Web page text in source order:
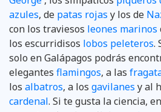
azules, de patas rojas y los de
con los traviesos leones marinos
los escurridisos lobos peleteros.
solo en Galápagos podrás
elegantes flamingos, a las
los albatros, a los gavilanes y al
cardenal. Si te gusta la ciencia,